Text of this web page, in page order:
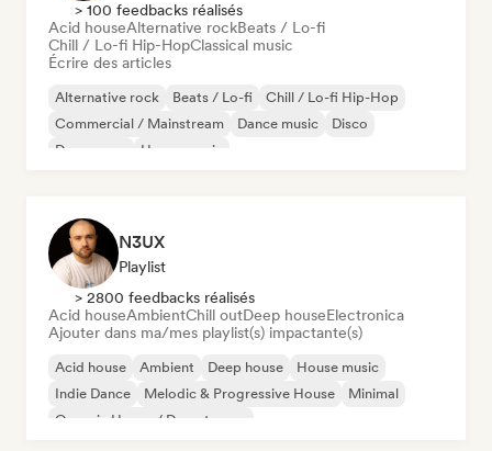
> 100 feedbacks réalisés
Acid houseAlternative rockBeats / Lo-fi
Chill / Lo-fi Hip-HopClassical music
Écrire des articles
Alternative rock Beats / Lo-fi
Chill / Lo-fi Hip-Hop
Commercial / Mainstream
Dance music
Disco
Dream pop
House music
N3UX
Playlist
> 2800 feedbacks réalisés
Acid houseAmbientChill outDeep houseElectronica
Ajouter dans ma/mes playlist(s) impactante(s)
Acid house Ambient Deep house
House music
Indie Dance
Melodic & Progressive House
Minimal
Organic House / Downtempo